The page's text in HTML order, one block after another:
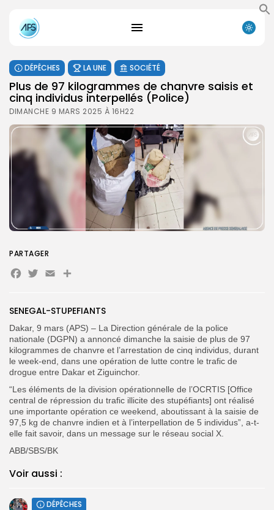
FR
DÉPÊCHES LA UNE SOCIÉTÉ
Plus de 97 kilogrammes de chanvre saisis et
cinq individus interpellés (Police)
DIMANCHE 9 MARS 2025 À 16H22
SENEGAL-STUPEFIANTS
Dakar, 9 mars (APS) – La Direction générale de la police
nationale (DGPN) a annoncé dimanche la saisie de plus de 97
kilogrammes de chanvre et l’arrestation de cinq individus, durant
le week-end, dans une opération de lutte contre le trafic de
drogue entre Dakar et Ziguinchor.
“Les éléments de la division opérationnelle de l’OCRTIS [Office
central de répression du trafic illicite des stupéfiants] ont réalisé
une importante opération ce weekend, aboutissant à la saisie de
97,5 kg de chanvre indien et à l’interpellation de 5 individus”, a-t-
elle fait savoir, dans un message sur le réseau social X.
ABB/SBS/BK
Voir aussi :
DÉPÊCHES
PARTAGER
Facebook
Twitter
EmailPartager